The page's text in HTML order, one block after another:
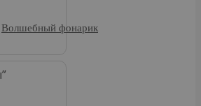
Волшебный фонарик